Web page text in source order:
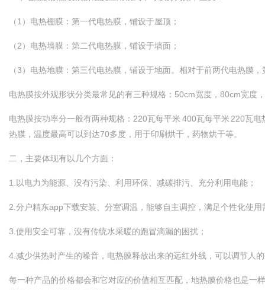
（1）电热棚膜：第一代电热膜，铺设于屋顶；
（2）电热墙膜：第二代电热膜，铺设于墙面；
（3）电热地膜：第三代电热膜，铺设于地面。相对于前两代电热膜
电热膜按外观形状分类最常见的有三种规格：50cm宽度，80cm宽度
电热膜按功率分一般有两种规格：220瓦每平米 400瓦每平米 220瓦电热
热膜，温度最高可以到达70多度，用于印刷烘干，药物烘干等。
二，主要体现有以几个方面：
1.以电力为能源、没有污染、利用环保、减碳排污、充分利用电能；
2.分户精东app下载安装、分室调温，能够自主调控，满足个性化使用需
3.使用安全可靠，没有传统水采暖的跑冒滴漏的困扰；
4.减少供热时产生的噪音，电热膜释放出来的远红外线，可以调节人的生
每一种产品的价格都会和它对应的价值相互匹配，地热膜价格也是一